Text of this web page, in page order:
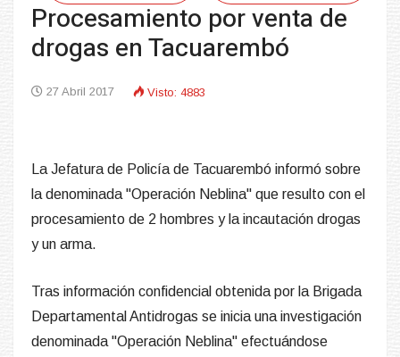
Procesamiento por venta de
drogas en Tacuarembó
27 Abril 2017 Visto: 4883
La Jefatura de Policía de Tacuarembó informó sobre
la denominada "Operación Neblina" que resulto con el
procesamiento de 2 hombres y la incautación drogas
y un arma.
Tras información confidencial obtenida por la Brigada
Departamental Antidrogas se inicia una investigación
denominada "Operación Neblina" efectuándose